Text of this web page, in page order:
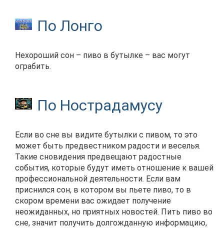
По Лонго
Нехороший сон – пиво в бутылке – вас могут
ограбить.
По Нострадамусу
Если во сне вы видите бутылки с пивом, то это
может быть предвестником радости и веселья.
Такие сновидения предвещают радостные
события, которые будут иметь отношение к вашей
профессиональной деятельности. Если вам
приснился сон, в котором вы пьете пиво, то в
скором времени вас ожидает получение
неожиданных, но приятных новостей. Пить пиво во
сне, значит получить долгожданную информацию,